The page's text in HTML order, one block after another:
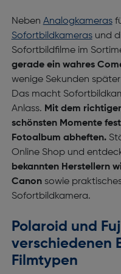
Neben Analogkameras
Sofortbildkamerasund
Sofortbildfilme im
gerade ein wahres
wenige Sekunden
Das macht
Anlass. Mit dem
schönsten Momente
Fotoalbum abheften.
Online Shop und
bekannten Herstellern
Canon sowie
Sofortbildkamera.
Polaroid und
verschiedenen
Filmtypen